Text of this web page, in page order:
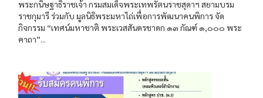
พระกนิษฐาธิราชเจ้า กรมสมเด็จพระเทพรัตนราชสุดาฯ สยามบรม
ราชกุมารี ร่วมกับ มูลนิธิพระมหาไถ่เพื่อการพัฒนาคนพิการ จัด
กิจกรรม “เทศน์มหาชาติ พระเวสสันดรชาดก ๑๓ กัณฑ์ ๑,๐๐๐ พระ
คาถา”...